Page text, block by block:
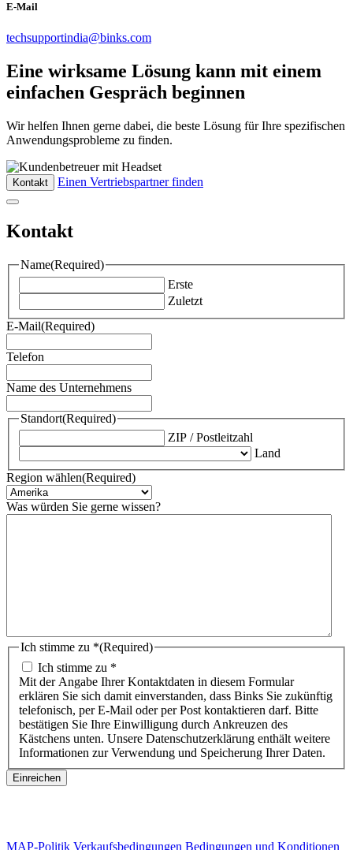
E-Mail
techsupportindia@binks.com
Eine wirksame Lösung kann mit einem
einfachen Gespräch beginnen
Wir helfen Ihnen gerne dabei, die beste Lösung für Ihre spezifischen
Anwendungsprobleme zu finden.
Kontakt Einen Vertriebspartner finden
Kontakt
Name(Required)
Erste
Zuletzt
E-Mail(Required)
Telefon
Name des Unternehmens
Standort(Required)
ZIP / Postleitzahl
Land
Region wählen(Required)
Was würden Sie gerne wissen?
Ich stimme zu *(Required)
Ich stimme zu *
Mit der Angabe Ihrer Kontaktdaten in diesem Formular
erklären Sie sich damit einverstanden, dass Binks Sie zukünftig
telefonisch, per E-Mail oder per Post kontaktieren darf. Bitte
bestätigen Sie Ihre Einwilligung durch Ankreuzen des
Kästchens unten. Unsere Datenschutzerklärung enthält weitere
Informationen zur Verwendung und Speicherung Ihrer Daten.
Einreichen
MAP-Politik Verkaufsbedingungen Bedingungen und Konditionen